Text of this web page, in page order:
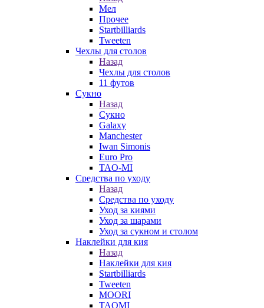
Мел
Прочее
Startbilliards
Tweeten
Чехлы для столов
Назад
Чехлы для столов
11 футов
Сукно
Назад
Сукно
Galaxy
Manchester
Iwan Simonis
Euro Pro
TAO-MI
Средства по уходу
Назад
Средства по уходу
Уход за киями
Уход за шарами
Уход за сукном и столом
Наклейки для кия
Назад
Наклейки для кия
Startbilliards
Tweeten
MOORI
TAOMI